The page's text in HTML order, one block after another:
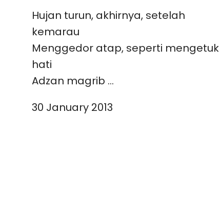
Hujan turun, akhirnya, setelah
kemarau
Menggedor atap, seperti mengetuk
hati
Adzan magrib …
30 January 2013